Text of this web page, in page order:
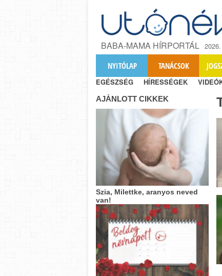
BABA-MAMA HÍRPORTÁL
NYITÓLAP TANÁCSOK
EGÉSZSÉG HÍRESSÉGEK
AJÁNLOTT CIKKEK
Szia, Milettke, aranyos neved
van!